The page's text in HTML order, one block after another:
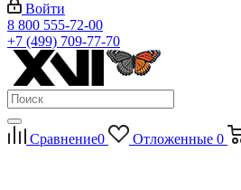
Войти
8 800 555-72-00
+7 (499) 709-77-70
Сравнение0 Отложенные 0